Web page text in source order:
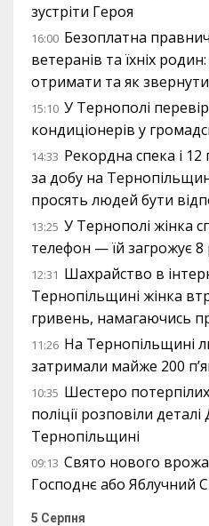
зустріти Героя
16:00 Безоплатна
ветеранів та їхніх
отримати та як
15:10 У Тернополі
кондиціонерів у
14:33 Рекордна спека і
за добу на
просять людей бути
13:25 У Тернополі жінка
телефон — їй загрожує
12:31 Шахрайство в
Тернопільщині жінка
гривень, намагаючись
11:26 На Тернопільщині
затримали майже 200
10:35 Шестеро
поліції розповіли
Тернопільщині
09:13 Свято нового
Господнє або Яблучний
5 Серпня